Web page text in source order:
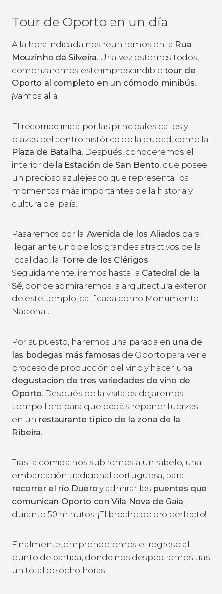
Tour de Oporto en un día
A la hora indicada nos reuniremos en la Rua
Mouzinho da Silveira. Una vez estemos todos,
comenzaremos este imprescindible tour de
Oporto al completo en un cómodo minibús.
¡Vamos allá!
El recorrido inicia por las principales calles y
plazas del centro histórico de la ciudad, como la
Plaza de Batalha. Después, conoceremos el
interior de la Estación de San Bento, que posee
un precioso azulejeado que representa los
momentos más importantes de la historia y
cultura del país.
Pasaremos por la Avenida de los Aliados para
llegar ante uno de los grandes atractivos de la
localidad, la Torre de los Clérigos.
Seguidamente, iremos hasta la Catedral de la
Sé, donde admiraremos la arquitectura exterior
de este templo, calificada como Monumento
Nacional.
Por supuesto, haremos una parada en una de
las bodegas más famosas de Oporto para ver el
proceso de producción del vino y hacer una
degustación de tres variedades de vino de
Oporto. Después de la visita os dejaremos
tiempo libre para que podáis reponer fuerzas
en un restaurante típico de la zona de la
Ribeira.
Tras la comida nos subiremos a un rabelo, una
embarcación tradicional portuguesa, para
recorrer el río Duero y admirar los puentes que
comunican Oporto con Vila Nova de Gaia
durante 50 minutos. ¡El broche de oro perfecto!
Finalmente, emprenderemos el regreso al
punto de partida, donde nos despediremos tras
un total de ocho horas.